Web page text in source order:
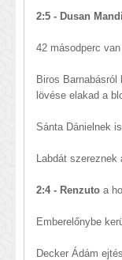
2:5 - Dusan
42 másodperc
Biros
lövése elakad a
Sánta Dánielnek
Labdát szereznek
2:4 - Renzuto a
Emberelőnybe
Decker Ádám